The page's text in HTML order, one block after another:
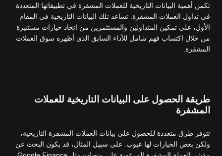
تكمن أهمية البيانات التاريخية للعملات المشفرة في تطبيقاتها المتعددة
في تداول العملات المشفرة. تساعد تلك البيانات التاريخية في المقام
الأول، على تمكين المتداولين والمستثمرين من اتخاذ خيارات مستنيرة
من خلال اكتساب فهم شامل للأداء السابق الذي أظهره سوق العملات
المشفرة.
طريقة الحصول على البيانات التاريخية للعملات
المشفرة
تتوفر طرق متعددة للحصول على بيانات العملات المشفرة التاريخية،
ولكن بعض الخيارات لها عيوب. على سبيل المثال، قد يكون البحث عن